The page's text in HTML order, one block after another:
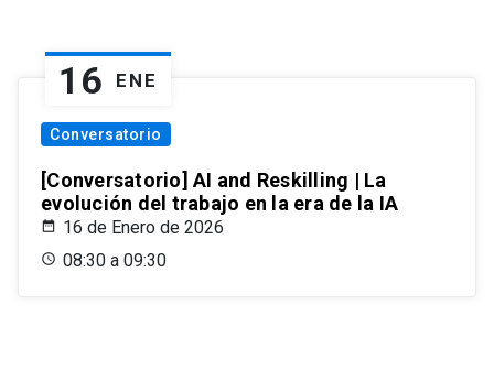
16 ENE
Conversatorio
[Conversatorio] AI and Reskilling | La
evolución del trabajo en la era de la IA
16 de Enero de 2026
08:30 a 09:30